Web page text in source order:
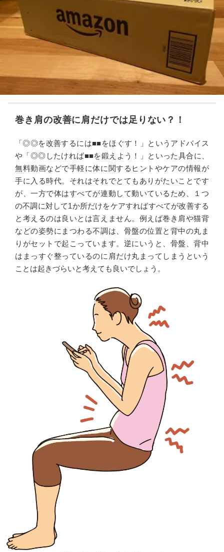
巻き肩の改善に肩だけでは足りない？！
「◎◎を改善するには■■をほぐす！」というアドバイス
や「◎◎したければ■■を鍛えよう！」といった具合に、
無料動画などで手軽に体に関するヒントやケアの情報が
手に入る時代。それはそれでとてもありがたいことです
が、一方で体はすべてが連動して動いているため、１つ
の不調に対して1か所だけをケアすればすべてが改善する
と考えるのは良いとは言えません。例えば巻き肩や猫背
などの姿勢にまつわる不調は、骨盤の位置と背中の丸ま
りがセットで起こっています。逆にいうと、骨盤、背中
はまっすぐ整っているのに肩だけ丸まってしまうという
ことは起きづらいと考えても良いでしょう。